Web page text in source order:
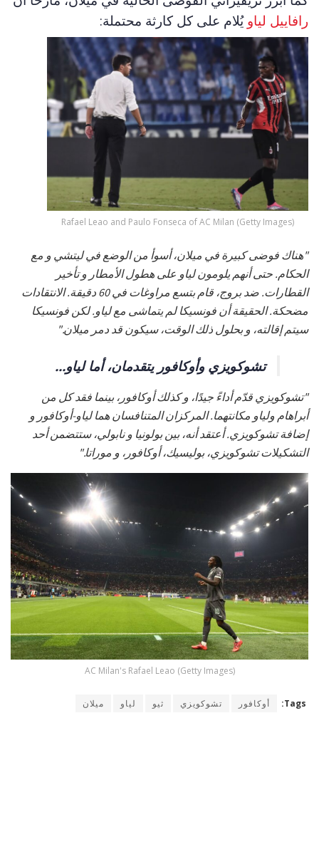
رافاييل لياو يُلام على كل كارثة محتملة:
Rafael Leao and Paulo Fonseca of AC Milan (Getty Images)
"هناك فوضى كبيرة في ميلان، أسوأ من الوضع في ليتشي و مع
الحكام. حتى أنهم يلومون لياو على هطول الأمطار و تأخير
القطارات. ضد بروج، قام بتسع مراوغات في 60 دقيقة. الانتقادات
مضحكة. الحقيقة أن فونسيكا لم يتماشى مع لياو. لكن فونسيكا
سيتم إقالته، و بحلول ذلك الوقت، سيكون قد دمر ميلان."
تشوكويزي وأوكافور يتقدمان، أما لياو...
"تشوكويزي قدّم أداءً جيدًا، و كذلك أوكافور، بينما فقد كل من
أبراهام ولياو مكانتهما. المركزان المتنافسان هما لياو-أوكافور و
إضافة تشوكويزي. أعتقد أنه، بين بولونيا و نابولي، ستتضمن أحد
التشكيلات تشوكويزي، بوليسيك، أوكافور، و موراتا."
AC Milan's Rafael Leao (Getty Images)
Tags: أوكافور تشوكويزي ثيو لياو ميلان